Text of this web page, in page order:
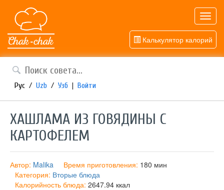
Калькулятор калорий
Рус / Uzb / Узб | Войти
ХАШЛАМА ИЗ ГОВЯДИНЫ С
КАРТОФЕЛЕМ
Автор: Malika Время приготовления: 180 мин
Категория: Вторые блюда
Калорийность блюда: 2647.94 ккал